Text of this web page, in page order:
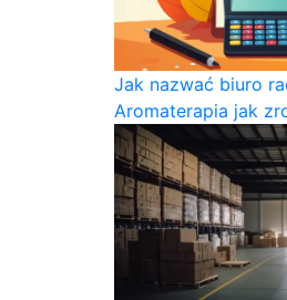
Jak nazwać biuro
Aromaterapia jak